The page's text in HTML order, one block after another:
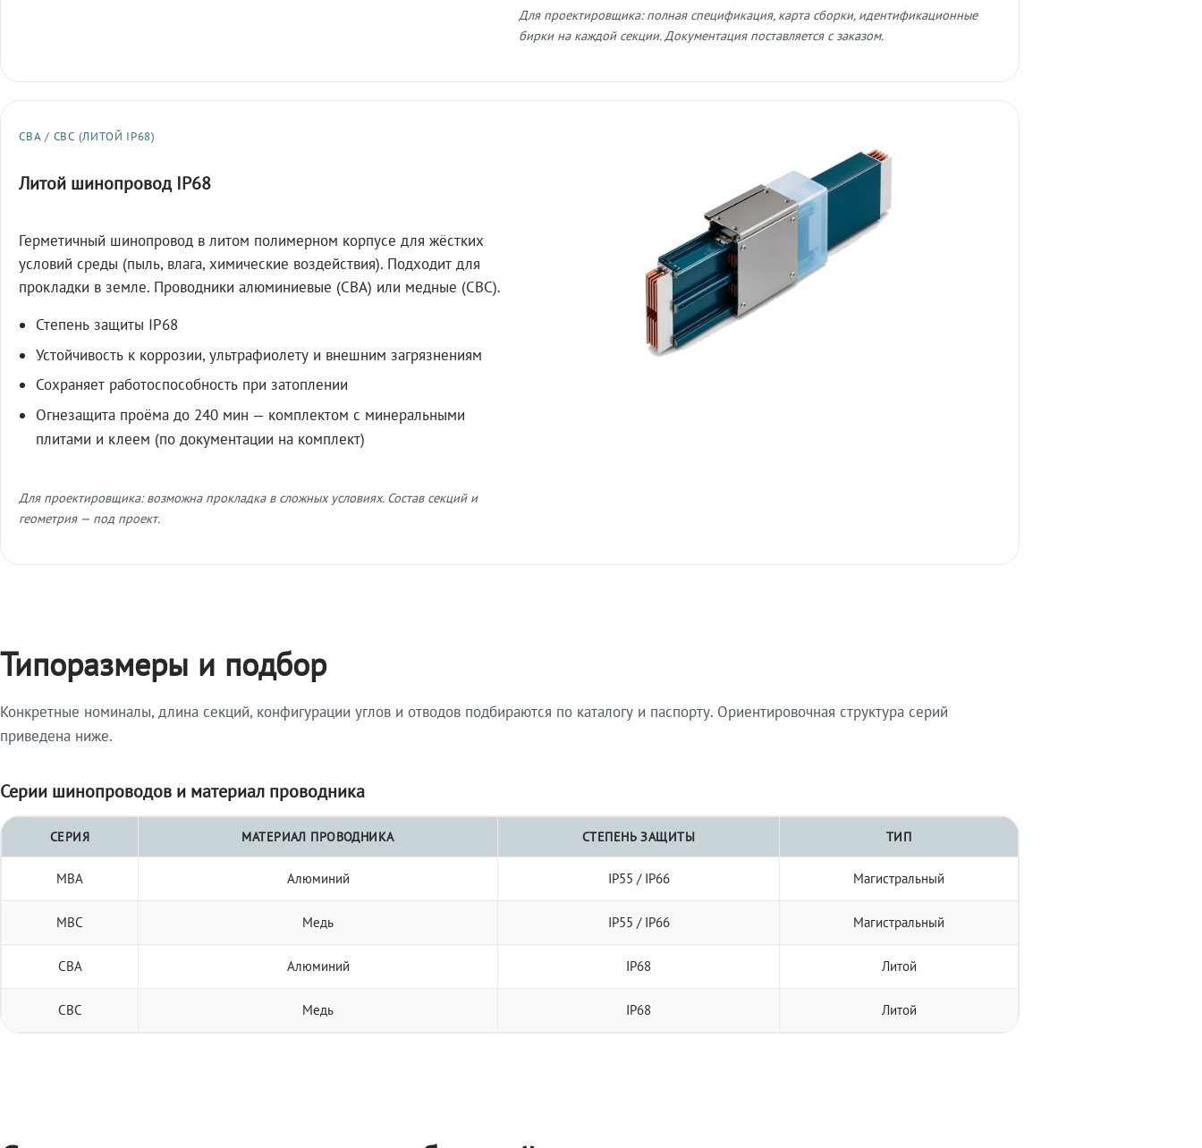
Для проектировщика: полная спецификация, карта сборки, идентификационные
бирки на каждой секции. Документация поставляется с заказом.
СВА / СВС (ЛИТОЙ IP68)
Литой шинопровод IP68
Герметичный шинопровод в литом полимерном корпусе для жёстких
условий среды (пыль, влага, химические воздействия). Подходит для
прокладки в земле. Проводники алюминиевые (СВА) или медные (СВС).
Степень защиты IP68
Устойчивость к коррозии, ультрафиолету и внешним загрязнениям
Сохраняет работоспособность при затоплении
Огнезащита проёма до 240 мин — комплектом с минеральными
плитами и клеем (по документации на комплект)
Для проектировщика: возможна прокладка в сложных условиях. Состав секций и
геометрия — под проект.
Типоразмеры и подбор
Конкретные номиналы, длина секций, конфигурации углов и отводов подбираются по каталогу и паспорту. Ориентировочная структура серий
приведена ниже.
Серии шинопроводов и материал проводника
СЕРИЯ МАТЕРИАЛ ПРОВОДНИКА СТЕПЕНЬ ЗАЩИТЫ ТИП
МВА Алюминий IP55 / IP66 Магистральный
МВС Медь IP55 / IP66 Магистральный
СВА Алюминий IP68 Литой
СВС Медь IP68 Литой